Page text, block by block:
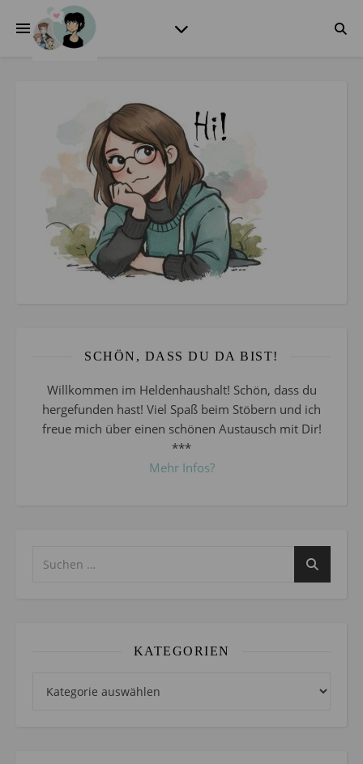
SCHÖN, DASS DU DA BIST!
Willkommen im Heldenhaushalt! Schön, dass du
hergefunden hast! Viel Spaß beim Stöbern und ich
freue mich über einen schönen Austausch mit Dir!
***
Mehr Infos?
KATEGORIEN